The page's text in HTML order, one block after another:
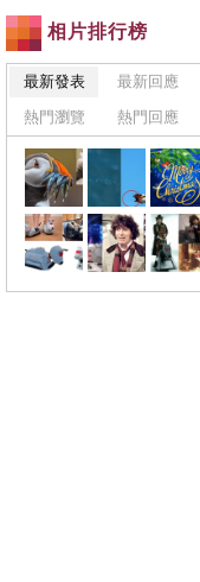
相片排行榜
最新發表 最新回應
熱門瀏覽
熱門回應